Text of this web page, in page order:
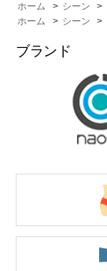
ホーム
> シーン >
ホーム
> シーン >
ブランド